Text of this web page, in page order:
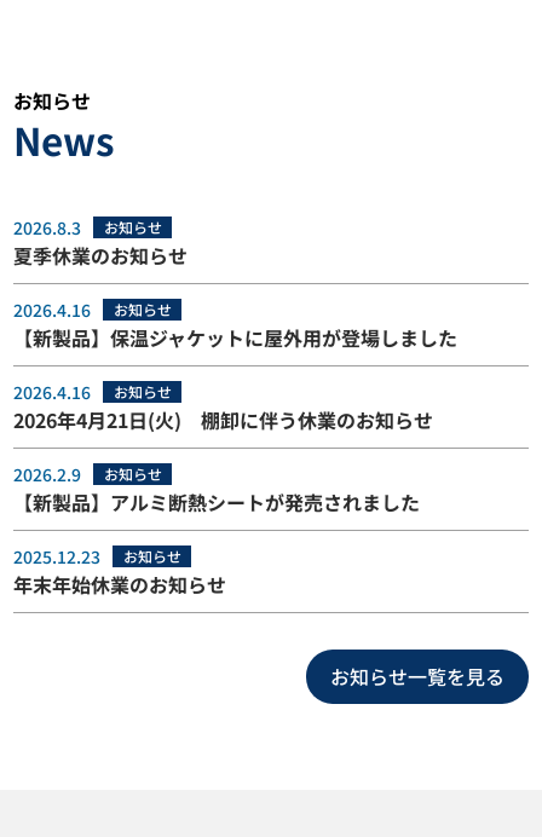
お知らせ
News
2026.8.3 お知らせ
夏季休業のお知らせ
2026.4.16 お知らせ
【新製品】保温ジャケットに屋外用が登場しました
2026.4.16 お知らせ
2026年4月21日(火) 棚卸に伴う休業のお知らせ
2026.2.9 お知らせ
【新製品】アルミ断熱シートが発売されました
2025.12.23 お知らせ
年末年始休業のお知らせ
お知らせ一覧を見る